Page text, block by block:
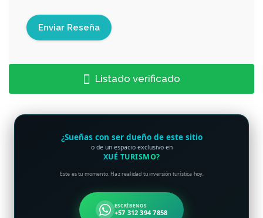
Listado verificado
¿Sueñas con ser dueño de este sitio
o de un espacio exclusivo en
XUÉ TURISMO?
Este es tu momento. Haz realidad tu inversión turística hoy.
ESCRÍBENOS
+57 312 394 7858